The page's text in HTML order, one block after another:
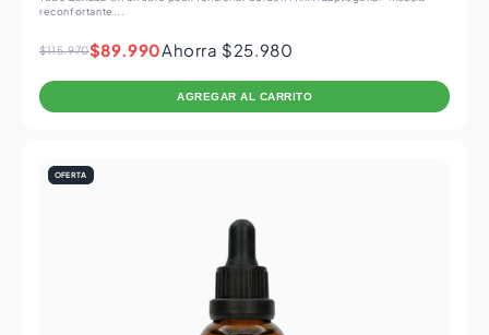
reconfortante...
$115.970$89.990Ahorra $25.980
AGREGAR AL CARRITO
OFERTA